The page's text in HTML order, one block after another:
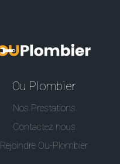
Ou Plombier
Nos Prestations
Contactez nous
Rejoindre Ou-Plombier